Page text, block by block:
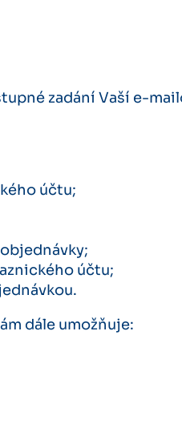
zadání Vaší e-
účtu;
účtu;
dále umožňuje: